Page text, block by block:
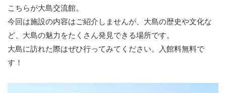
こちらが大島交流館。
今回は施設の内容はご紹介しませんが、大島の歴史や文化な
ど、大島の魅力をたくさん発見できる場所です。
大島に訪れた際はぜひ行ってみてください。入館料無料で
す！